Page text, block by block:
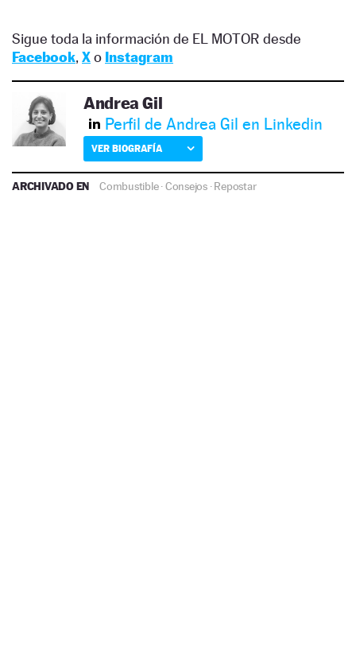
Sigue toda la información de EL MOTOR desde
Facebook, Xo Instagram
Andrea Gil
Perfil de Andrea Gil en Linkedin
VER BIOGRAFÍA
ARCHIVADO EN Combustible·Consejos·Repostar